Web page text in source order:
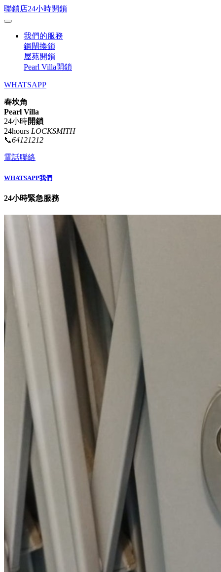
聯鎖店24小時開鎖
我們的服務
鋼閘換鎖
屋苑開鎖
Pearl Villa開鎖
WHATSAPP
舂坎角
Pearl Villa
24小時開鎖
24hours LOCKSMITH
📞64121212
電話聯絡
WHATSAPP我們
24小時緊急服務